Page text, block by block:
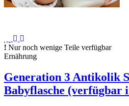
Nur noch wenige Teile verfügbar
Ernährung
Generation 3 Antikolik
Babyflasche (verfügbar